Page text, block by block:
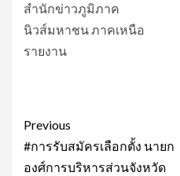
สำนักข่าวภูมิภาค
นิวส์มหาชน ภาคเหนือ
รายงาน
Post
navigation
Previous
#การรับสมัครเลือกตั้ง นายก
องศ์การบริหารส่วนจังหวัด